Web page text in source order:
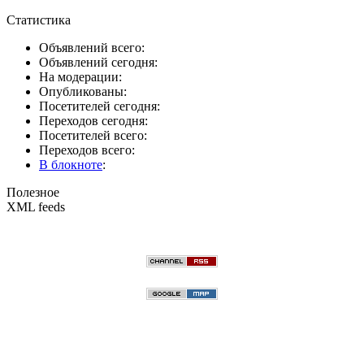
Статистика
Объявлений всего:
Объявлений сегодня:
На модерации:
Опубликованы:
Посетителей сегодня:
Переходов сегодня:
Посетителей всего:
Переходов всего:
В блокноте:
Полезное
XML feeds